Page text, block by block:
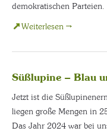
demokratischen Parteien.
Weiterlesen →
Süßlupine – Blau
Jetzt ist die
liegen große Mengen in
Das Jahr 2024 war bei